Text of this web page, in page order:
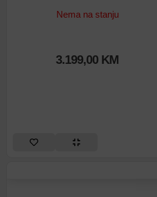
Nema na stanju
3.199,00 KM